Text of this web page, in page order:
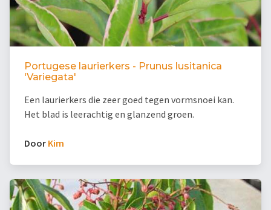
Portugese laurierkers - Prunus lusitanica
'Variegata'
Een laurierkers die zeer goed tegen vormsnoei kan.
Het blad is leerachtig en glanzend groen.
Door Kim